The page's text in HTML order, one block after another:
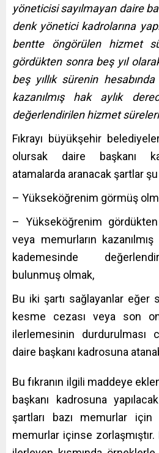
yöneticisi sayılmayan daire
denk yönetici kadrolarına
bentte öngörülen hizmet
gördükten sonra beş yıl
beş yıllık sürenin
kazanılmış hak aylık
değerlendirilen hizmet süreleri
Fıkrayı büyükşehir
olursak daire başkanı
atamalarda aranacak şartlar
– Yükseköğrenim görmüş
– Yükseköğrenim
veya memurların
kademesinde
bulunmuş olmak,
Bu iki şartı sağlayanlar eğer
kesme cezası veya son
ilerlemesinin durdurulması
daire başkanı kadrosuna
Bu fıkranın ilgili maddeye
başkanı kadrosuna
şartları bazı memurlar için
memurlar içinse zorlaşmıştır.